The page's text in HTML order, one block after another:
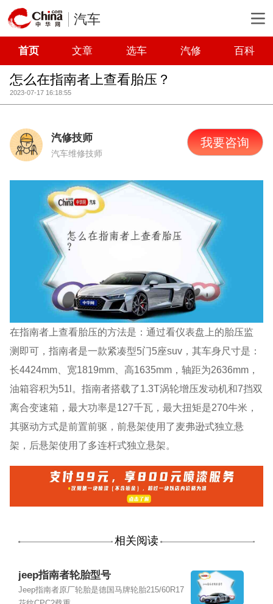
汽车
首页 文章 选车 汽修 百科
怎么在指南者上查看胎压？
2023-07-17 16:18:55
汽修技师
汽车维修技师
我要咨询
在指南者上查看胎压的方法是：通过看仪表盘上的胎压监
测即可，指南者是一款紧凑型5门5座suv，其车身尺寸是：
长4424mm、宽1819mm、高1635mm，轴距为2636mm，
油箱容积为51l。指南者搭载了1.3T涡轮增压发动机和7挡双
离合变速箱，最大功率是127千瓦，最大扭矩是270牛米，
其驱动方式是前置前驱，前悬架使用了麦弗逊式独立悬
架，后悬架使用了多连杆式独立悬架。
相关阅读
jeep指南者轮胎型号
Jeep指南者原厂轮胎是德国马牌轮胎215/60R17